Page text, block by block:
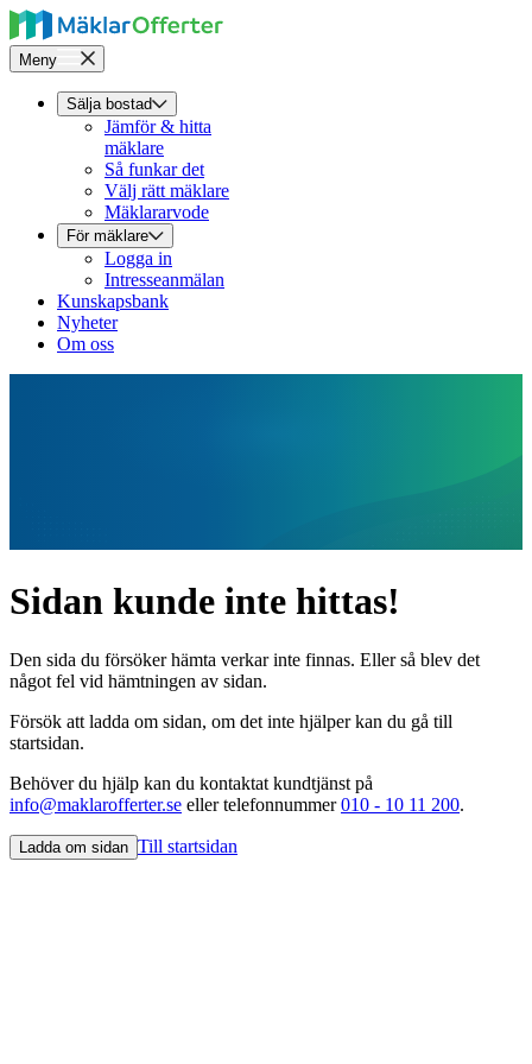
Meny
Sälja bostad
Jämför & hitta
mäklare
Så funkar det
Välj rätt mäklare
Mäklararvode
För mäklare
Logga in
Intresseanmälan
Kunskapsbank
Nyheter
Om oss
Sidan kunde inte hittas!
Den sida du försöker hämta verkar inte finnas. Eller så blev det
något fel vid hämtningen av sidan.
Försök att ladda om sidan, om det inte hjälper kan du gå till
startsidan.
Behöver du hjälp kan du kontaktat kundtjänst på
info@maklarofferter.se eller telefonnummer010 - 10 11 200.
Ladda om sidan Till startsidan